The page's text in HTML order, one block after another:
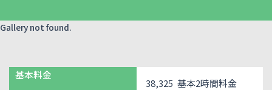
Gallery not found.
基本料金
38,325 基本2時間料金